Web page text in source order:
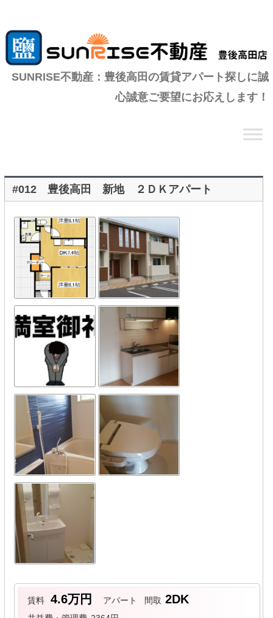
SUNRISE不動産：豊後高田の賃貸アパート探しに誠
心誠意ご要望にお応えします！
移
動
#012 豊後高田 新地 ２ＤＫアパート
賃料 4.6万円 アパート 間取 2DK